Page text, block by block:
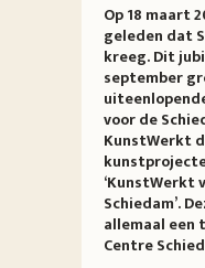
Op 18 maart
geleden dat
kreeg. Dit
september
voor de
KunstWerkt
Schiedam’.
allemaal
Centre